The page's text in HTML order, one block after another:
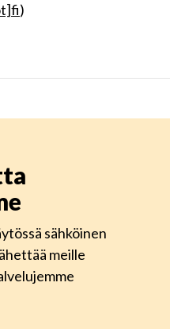
)
sähköinen
meille